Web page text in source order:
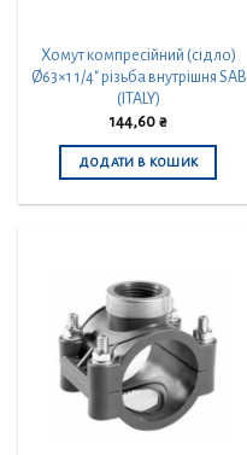
Хомут компресійний (сідло)
Ø63×1 1/4″ різьба внутрішня SAB
(ITALY)
144,60 ₴
ДОДАТИ В КОШИК